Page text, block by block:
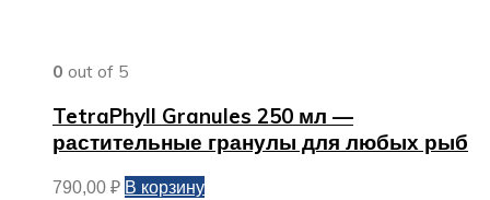
0 out of 5
TetraPhyll Granules 250 мл —
растительные гранулы для любых рыб
790,00 ₽ В корзину